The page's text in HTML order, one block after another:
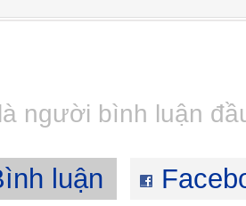
người bình luận
luận